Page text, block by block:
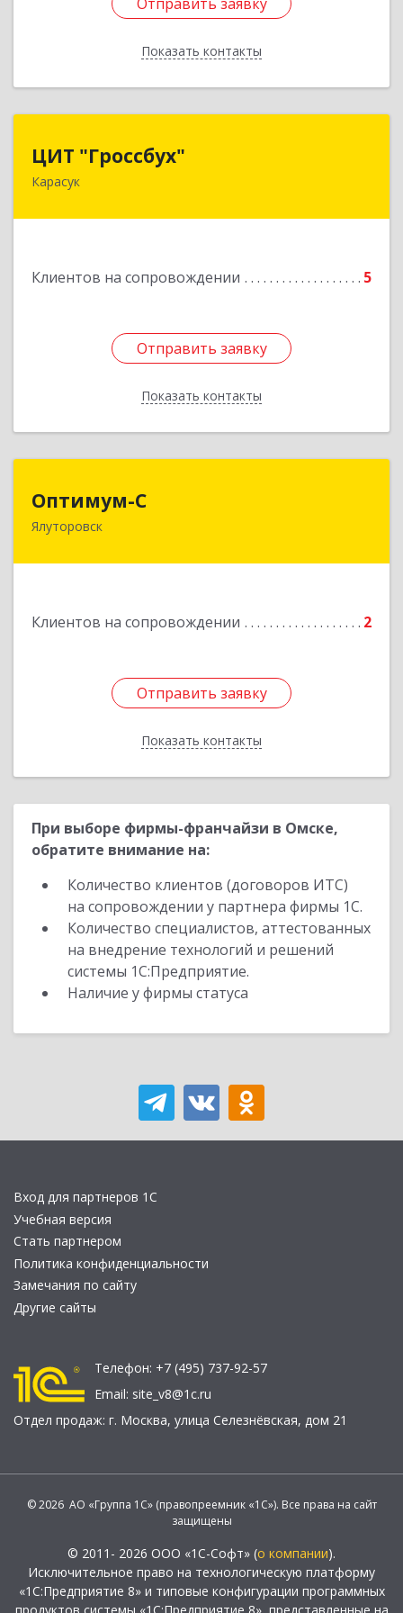
Показать контакты
Назад
ЦИТ "Гроссбух"
Карасук
Клиентов на сопровождении 5
Отправить заявку
Показать контакты
632861, Новосибирская обл, Карасукский р-н,
Отправить заявку
Назад
Оптимум-С
Ялуторовск
Клиентов на сопровождении 2
Отправить заявку
Показать контакты
Отправить заявку
Назад
При выборе фирмы-франчайзи в Омске,
обратите внимание на:
Количество клиентов (договоров ИТС)
на сопровождении у партнера фирмы 1С.
Количество специалистов, аттестованных
на внедрение технологий и решений
системы 1С:Предприятие.
Наличие у фирмы статуса
Вход для партнеров 1С
Учебная версия
Стать партнером
Политика конфиденциальности
Замечания по сайту
Другие сайты
Телефон: +7 (495) 737-92-57
Email: site_v8@1c.ru
Отдел продаж: г. Москва, улица Селезнёвская, дом 21
© 2026 АО «Группа 1С» (правопреемник «1С»). Все права на сайт
защищены
© 2011- 2026 ООО «1С-Софт» (о компании).
Исключительное право на технологическую платформу
«1С:Предприятие 8» и типовые конфигурации программных